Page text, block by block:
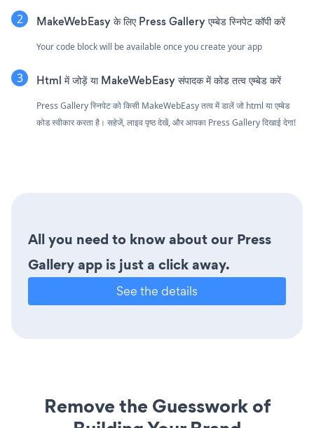
MakeWebEasy के लिए Press Gallery एम्बेड स्निपेट कॉपी करें
Your code block will be available once you create your app
Html में जोड़ें या MakeWebEasy संपादक में कोड तत्व एम्बेड करें
Press Gallery स्निपेट को किसी MakeWebEasy तत्व में डालें जो html या एम्बेड
कोड स्वीकार करता है। सहेजें, लाइव पृष्ठ देखें, और आपका Press Gallery दिखाई देगा!
All you need to know about our Press
Gallery app is just a click away.
See the details
Remove the Guesswork of